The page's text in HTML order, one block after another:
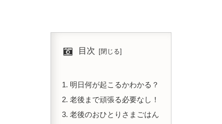
目次
明日何が起こるかわかる？
老後まで頑張る必要なし！
老後のおひとりさまごはん